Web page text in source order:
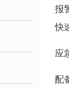
报
快
应
配